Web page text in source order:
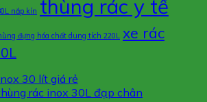
nắp kín thùng rác y tế
đựng hóa chất dung tích 220L xe rác